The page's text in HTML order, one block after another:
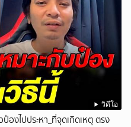
วิดีโอ
องไปประหา_ที่จุดเกิดเหตุ ตรง